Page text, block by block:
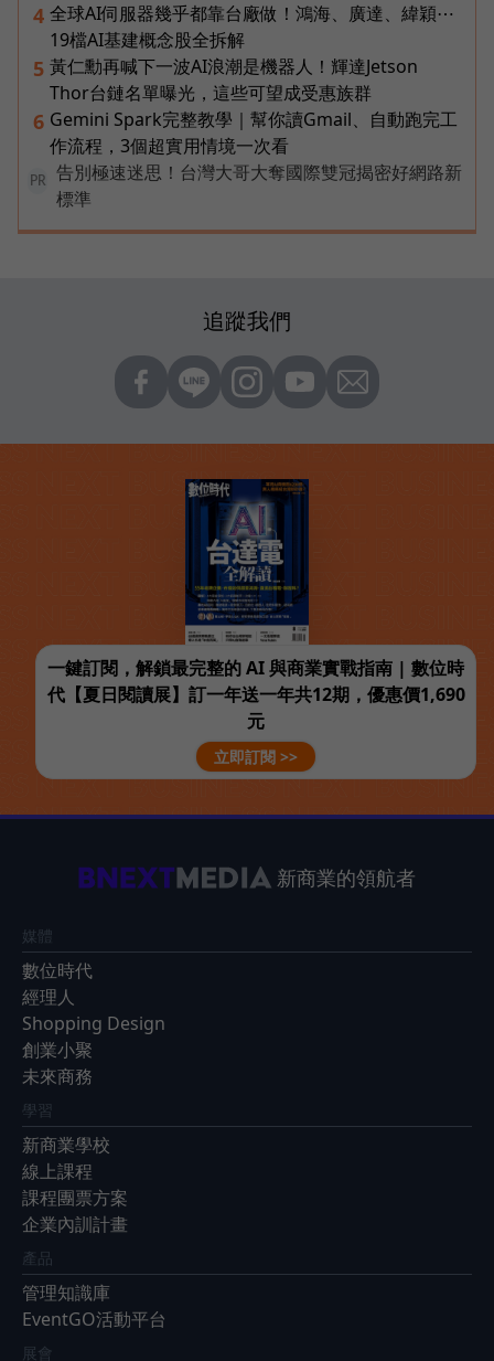
4 全球AI伺服器幾乎都靠台廠做！鴻海、廣達、緯穎⋯
19檔AI基建概念股全拆解
5 黃仁勳再喊下一波AI浪潮是機器人！輝達Jetson
Thor台鏈名單曝光，這些可望成受惠族群
6 Gemini Spark完整教學｜幫你讀Gmail、自動跑完工
作流程，3個超實用情境一次看
PR
告別極速迷思！台灣大哥大奪國際雙冠揭密好網路新
標準
追蹤我們
一鍵訂閱，解鎖最完整的 AI 與商業實戰指南 | 數位時
代【夏日閱讀展】訂一年送一年共12期，優惠價1,690
元
立即訂閱 >>
新商業的領航者
媒體
數位時代
經理人
Shopping Design
創業小聚
未來商務
學習
新商業學校
線上課程
課程團票方案
企業內訓計畫
產品
管理知識庫
EventGO活動平台
展會